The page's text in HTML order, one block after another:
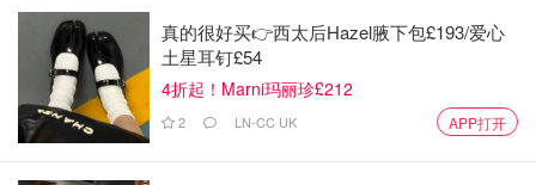
真的很好买👉西太后Hazel腋下包£193/爱心
土星耳钉£54
4折起！Marni玛丽珍£212
2 LN-CC UK APP打开